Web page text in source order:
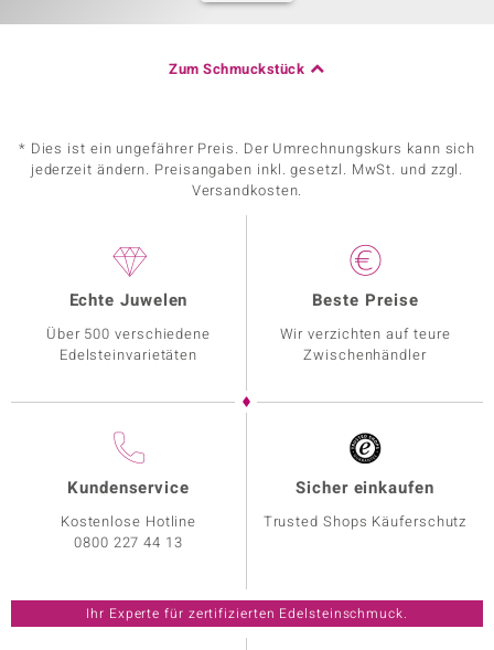
Zum Schmuckstück
* Dies ist ein ungefährer Preis. Der Umrechnungskurs kann sich
jederzeit ändern. Preisangaben inkl. gesetzl. MwSt. und zzgl.
Versandkosten.
Echte Juwelen
Über 500 verschiedene
Edelsteinvarietäten
Beste Preise
Wir verzichten auf teure
Zwischenhändler
Kundenservice
Kostenlose Hotline
0800 227 44 13
Sicher einkaufen
Trusted Shops Käuferschutz
Ihr Experte für zertifizierten Edelsteinschmuck.